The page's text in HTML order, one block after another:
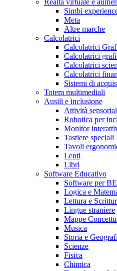
Simbi
Meta
Altre marche
Calcolatrici
Calcolatrici
Calcolatrici
Calcolatrici
Calcolatrici
Sistemi di
Totem multimediali
Ausili e inclusione
Attività
Robotica per
Monitor
Tastiere speciali
Tavoli
Lenti
Libri
Software Educativo
Software per
Logica e
Lettura e
Lingue straniere
Mappe
Musica
Storia e
Scienze
Fisica
Chimica